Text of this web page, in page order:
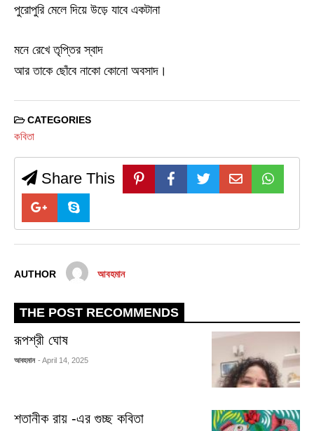
পুরোপুরি মেলে দিয়ে উড়ে যাবে একটানা
মনে রেখে তৃপ্তির স্বাদ
আর তাকে ছোঁবে নাকো কোনো অবসাদ।
CATEGORIES
কবিতা
Share This
AUTHOR আবহমান
THE POST RECOMMENDS
রূপশ্রী ঘোষ
আবহমান - April 14, 2025
শতানীক রায় -এর গুচ্ছ কবিতা